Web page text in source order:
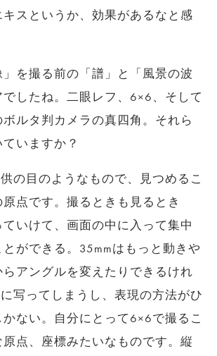
スというか、効果があるなと感
」を撮る前の「譜」と「風景の波
したね。二眼レフ、6×6、そして
ルタ判カメラの真四角。それら
いますか？
の目のようなもので、見つめるこ
点です。撮るときも見るとき
いけて、画面の中に入って集中
ができる。35mmはもっと動きや
アングルを変えたりできるけれ
写ってしまうし、表現の方法がひ
かない。自分にとって6×6で撮るこ
原点、座標みたいなものです。縦